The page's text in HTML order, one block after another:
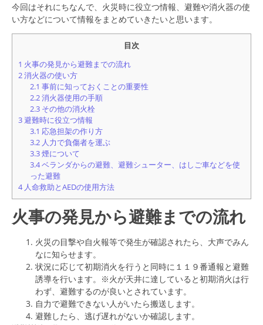
今回はそれにちなんで、火災時に役立つ情報、避難や消火器の使
い方などについて情報をまとめていきたいと思います。
目次
1 火事の発見から避難までの流れ
2消火器の使い方
2.1 事前に知っておくことの重要性
2.2消火器使用の手順
2.3その他の消火栓
3避難時に役立つ情報
3.1 応急担架の作り方
3.2人力で負傷者を運ぶ
3.3煙について
3.4ベランダからの避難、避難シューター、はしご車などを使
った避難
4人命救助とAEDの使用方法
火事の発見から避難までの流れ
火災の目撃や自火報等で発生が確認されたら、大声でみん
なに知らせます。
状況に応じて初期消火を行うと同時に１１９番通報と避難
誘導を行います。 ※火が天井に達していると初期消火は行
わず、避難するのが良いとされています。
自力で避難できない人がいたら搬送します。
避難したら、逃げ遅れがないか確認します。